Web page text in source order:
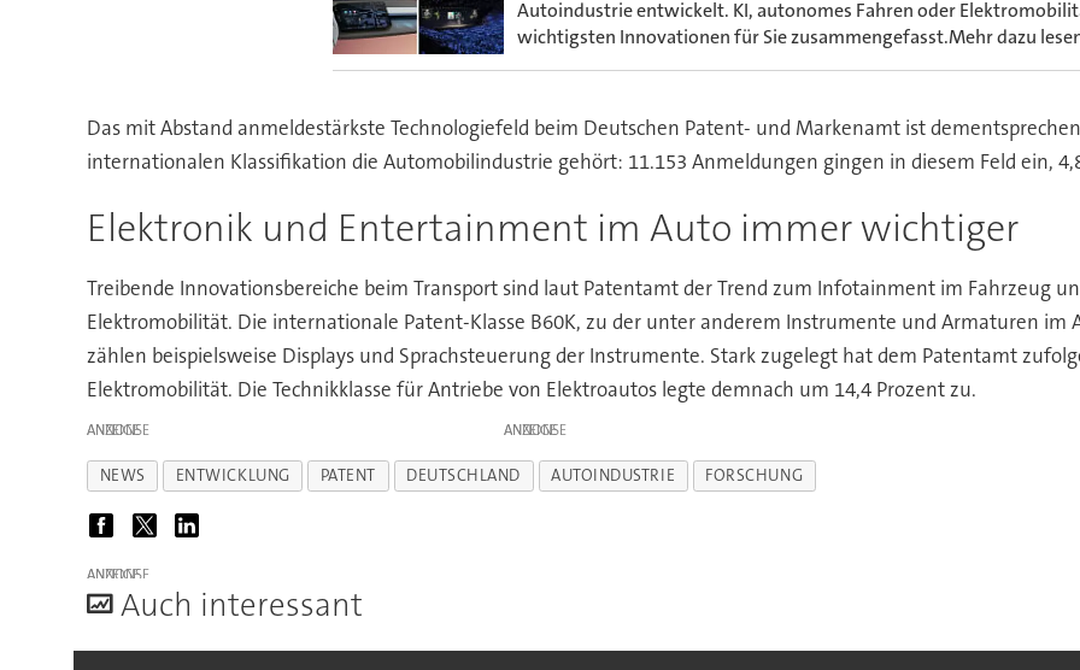
Autoindustrie entwickelt. KI, autonomes Fahren oder
wichtigsten Innovationen für Sie zusammengefasst.Mehr dazu
Das mit Abstand anmeldestärkste Technologiefeld beim Deutschen Patent- und Markenamt ist
internationalen Klassifikation die Automobilindustrie gehört: 11.153 Anmeldungen gingen in diesem Feld ein,
Elektronik und Entertainment im Auto immer wichtiger
Treibende Innovationsbereiche beim Transport sind laut Patentamt der Trend zum Infotainment im Fahrzeug
Elektromobilität. Die internationale Patent-Klasse B60K, zu der unter anderem Instrumente und Armaturen im
zählen beispielsweise Displays und Sprachsteuerung der Instrumente. Stark zugelegt hat dem Patentamt
Elektromobilität. Die Technikklasse für Antriebe von Elektroautos legte demnach um 14,4 Prozent zu.
ANZEIGE ANZEIGE
NEWS ENTWICKLUNG PATENT DEUTSCHLAND AUTOINDUSTRIE FORSCHUNG
ANZEIGE
Auch interessant